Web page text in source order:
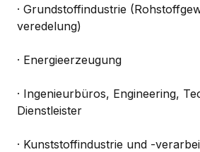
· Grundstoffindustrie
veredelung)
· Energieerzeugung
· Ingenieurbüros, Engineering,
Dienstleister
· Kunststoffindustrie und -